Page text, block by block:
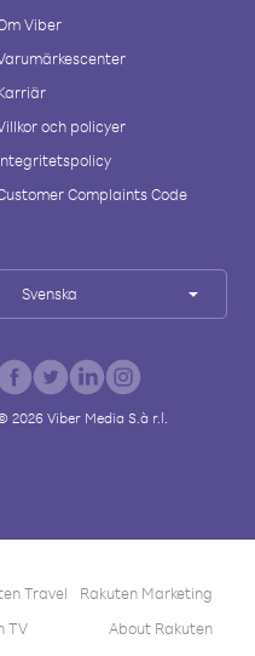
Viber
och policyer
Complaints Code
Svenska
2026Viber Media S.à r.l.
Travel
Rakuten Marketing
TV About Rakuten